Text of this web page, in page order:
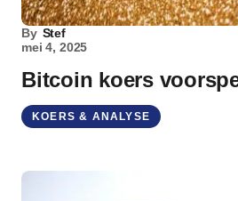
By Stef
mei 4, 2025
Bitcoin koers
KOERS & ANALYSE